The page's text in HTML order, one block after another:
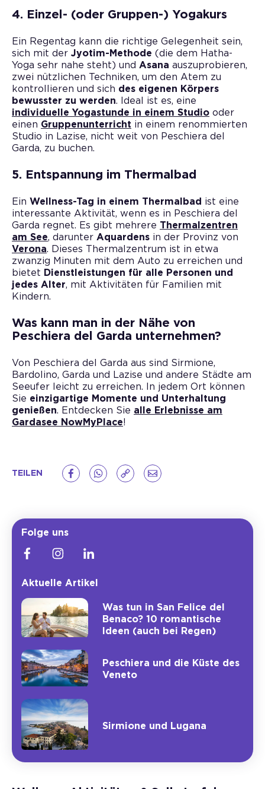
4. Einzel- (oder Gruppen-) Yogakurs
Ein Regentag kann die richtige Gelegenheit sein,
sich mit der Jyotim-Methode (die dem Hatha-
Yoga sehr nahe steht) und Asana auszuprobieren,
zwei nützlichen Techniken, um den Atem zu
kontrollieren und sich des eigenen Körpers
bewusster zu werden. Ideal ist es, eine
individuelle Yogastunde in einem Studio oder
einen Gruppenunterricht in einem renommierten
Studio in Lazise, nicht weit von Peschiera del
Garda, zu buchen.
5. Entspannung im Thermalbad
Ein Wellness-Tag in einem Thermalbad ist eine
interessante Aktivität, wenn es in Peschiera del
Garda regnet. Es gibt mehrere Thermalzentren
am See, darunter Aquardens in der Provinz von
Verona. Dieses Thermalzentrum ist in etwa
zwanzig Minuten mit dem Auto zu erreichen und
bietet Dienstleistungen für alle Personen und
jedes Alter, mit Aktivitäten für Familien mit
Kindern.
Was kann man in der Nähe von
Peschiera del Garda unternehmen?
Von Peschiera del Garda aus sind Sirmione,
Bardolino, Garda und Lazise und andere Städte am
Seeufer leicht zu erreichen. In jedem Ort können
Sie einzigartige Momente und Unterhaltung
genießen. Entdecken Sie alle Erlebnisse am
Gardasee NowMyPlace!
TEILEN
Folge uns
Aktuelle Artikel
Was tun in San Felice del
Benaco? 10 romantische
Ideen (auch bei Regen)
Peschiera und die Küste des
Veneto
Sirmione und Lugana